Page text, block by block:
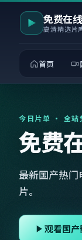
免费在
高清精选片
首页
今日片单 · 全站
免费
最新国产热
片。
观看国